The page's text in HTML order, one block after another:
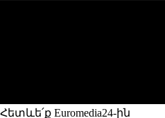
Հետևե՛ք Euromedia24-ին